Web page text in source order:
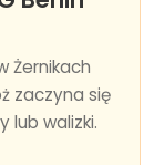
Żernikach
zaczyna się
lub walizki.